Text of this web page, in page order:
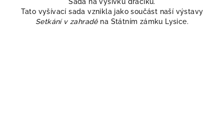
Sada na výšivku dračíku.
Tato vyšívací sada vznikla jako součást naší výstavy
Setkání v zahraděna Státním zámku Lysice.